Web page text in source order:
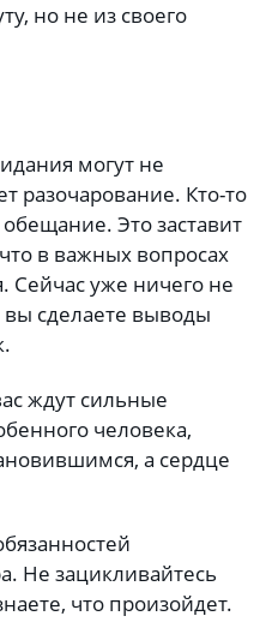
но не из своего
могут не
разочарование. Кто-то
Это заставит
в важных вопросах
Сейчас уже ничего не
сделаете выводы
ждут сильные
человека,
а сердце
Не зацикливайтесь
что произойдет.